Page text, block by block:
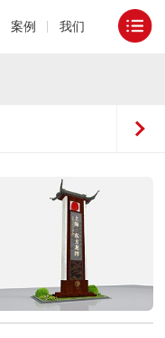
案例 我们